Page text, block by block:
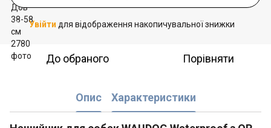
% Увійти для відображення накопичувальної знижки
До обраного Порівняти
Опис Характеристики